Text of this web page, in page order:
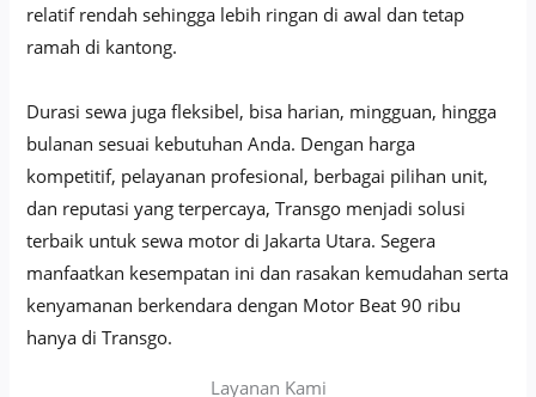
relatif rendah sehingga lebih ringan di awal dan tetap
ramah di kantong.
Durasi sewa juga fleksibel, bisa harian, mingguan, hingga
bulanan sesuai kebutuhan Anda. Dengan harga
kompetitif, pelayanan profesional, berbagai pilihan unit,
dan reputasi yang terpercaya, Transgo menjadi solusi
terbaik untuk sewa motor di Jakarta Utara. Segera
manfaatkan kesempatan ini dan rasakan kemudahan serta
kenyamanan berkendara dengan Motor Beat 90 ribu
hanya di Transgo.
Layanan Kami